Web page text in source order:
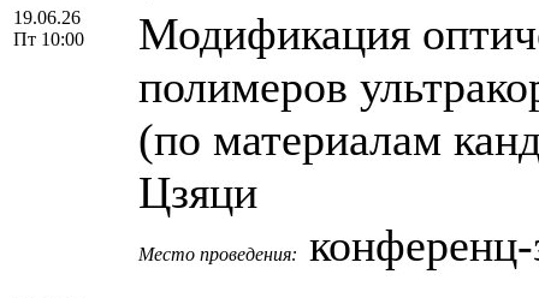
19.06.26
Пт 10:00
Модификация
полимеров
(по материалам
Цзяци
Место проведения: